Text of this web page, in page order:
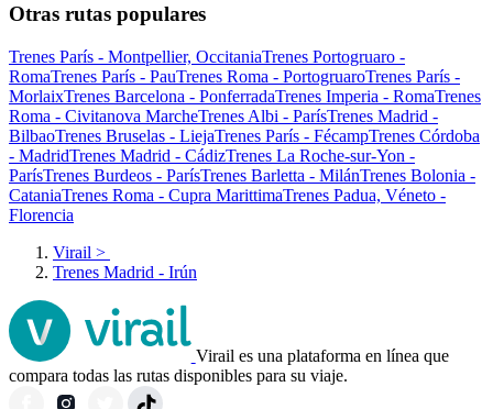
Otras rutas populares
Trenes París - Montpellier, OccitaniaTrenes Portogruaro -
RomaTrenes París - PauTrenes Roma - PortogruaroTrenes París -
MorlaixTrenes Barcelona - PonferradaTrenes Imperia - RomaTrenes
Roma - Civitanova MarcheTrenes Albi - ParísTrenes Madrid -
BilbaoTrenes Bruselas - LiejaTrenes París - FécampTrenes Córdoba
- MadridTrenes Madrid - CádizTrenes La Roche-sur-Yon -
ParísTrenes Burdeos - ParísTrenes Barletta - MilánTrenes Bolonia -
CataniaTrenes Roma - Cupra MarittimaTrenes Padua, Véneto -
Florencia
Virail >
Trenes Madrid - Irún
Virail es una plataforma en línea que
compara todas las rutas disponibles para su viaje.